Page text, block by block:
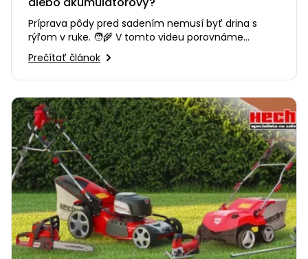
Príprava pôdy pred sadením nemusí byť drina s
rýľom v ruke. 🧑‍🌾 V tomto videu porovnáme
kultivátory HECHT a pomôžeme…
Prečítať článok